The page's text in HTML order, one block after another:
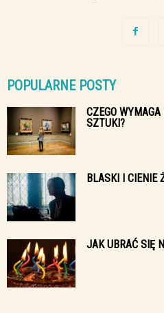
POPULARNE POSTY
CZEGO
SZTUKI?
BLASKI I CIENIE
JAK UBRAĆ SIĘ